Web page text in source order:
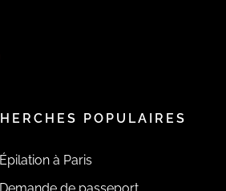
POPULAIRES
Épilation à Paris